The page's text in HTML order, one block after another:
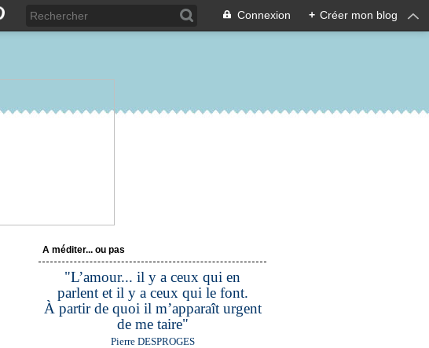
Connexion + Créer mon blog
A méditer... ou pas
"L’amour... il y a ceux qui en
parlent et il y a ceux qui le font.
À partir de quoi il m’apparaît urgent
de me taire"
Pierre DESPROGES